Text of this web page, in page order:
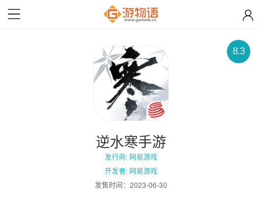
8.3
逆水寒手游
发行商: 网易游戏
开发者: 网易游戏
发售时间： 2023-06-30